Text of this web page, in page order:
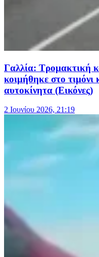
Γαλλία: Τρομακτική
κοιμήθηκε στο
αυτοκίνητα (Εικόνες)
2 Ιουνίου 2026, 21:19